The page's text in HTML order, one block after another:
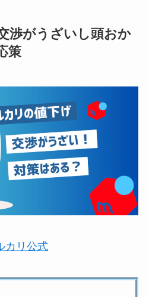
渉がうざいし頭おか
策
カリ公式